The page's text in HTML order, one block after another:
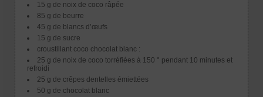
15 g de noix de coco râpée
85 g de beurre
45 g de blancs d’œufs
15 g de sucre
croustillant coco chocolat blanc :
25 g de noix de coco torréfiées à 150 ° pendant 10 minutes et
refroidi
25 g de crêpes dentelles émiettées
50 g de chocolat blanc